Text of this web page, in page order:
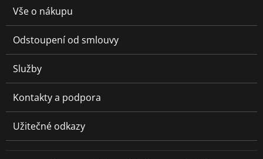
Vše o nákupu
Odstoupení od smlouvy
Služby
Kontakty a podpora
Užitečné odkazy